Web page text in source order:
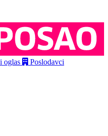
oglas Poslodavci